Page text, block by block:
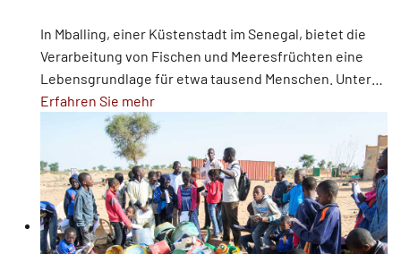
In Mballing, einer Küstenstadt im Senegal, bietet die
Verarbeitung von Fischen und Meeresfrüchten eine
Lebensgrundlage für etwa tausend Menschen. Unter
Erfahren Sie mehr